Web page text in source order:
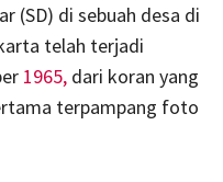
(SD) di sebuah desa di
telah terjadi
1965, dari koran yang
terpampang foto